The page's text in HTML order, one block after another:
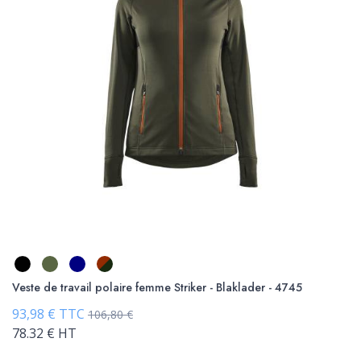
Veste de travail polaire femme Striker - Blaklader - 4745
93,98 € TTC 106,80 €
78.32 € HT